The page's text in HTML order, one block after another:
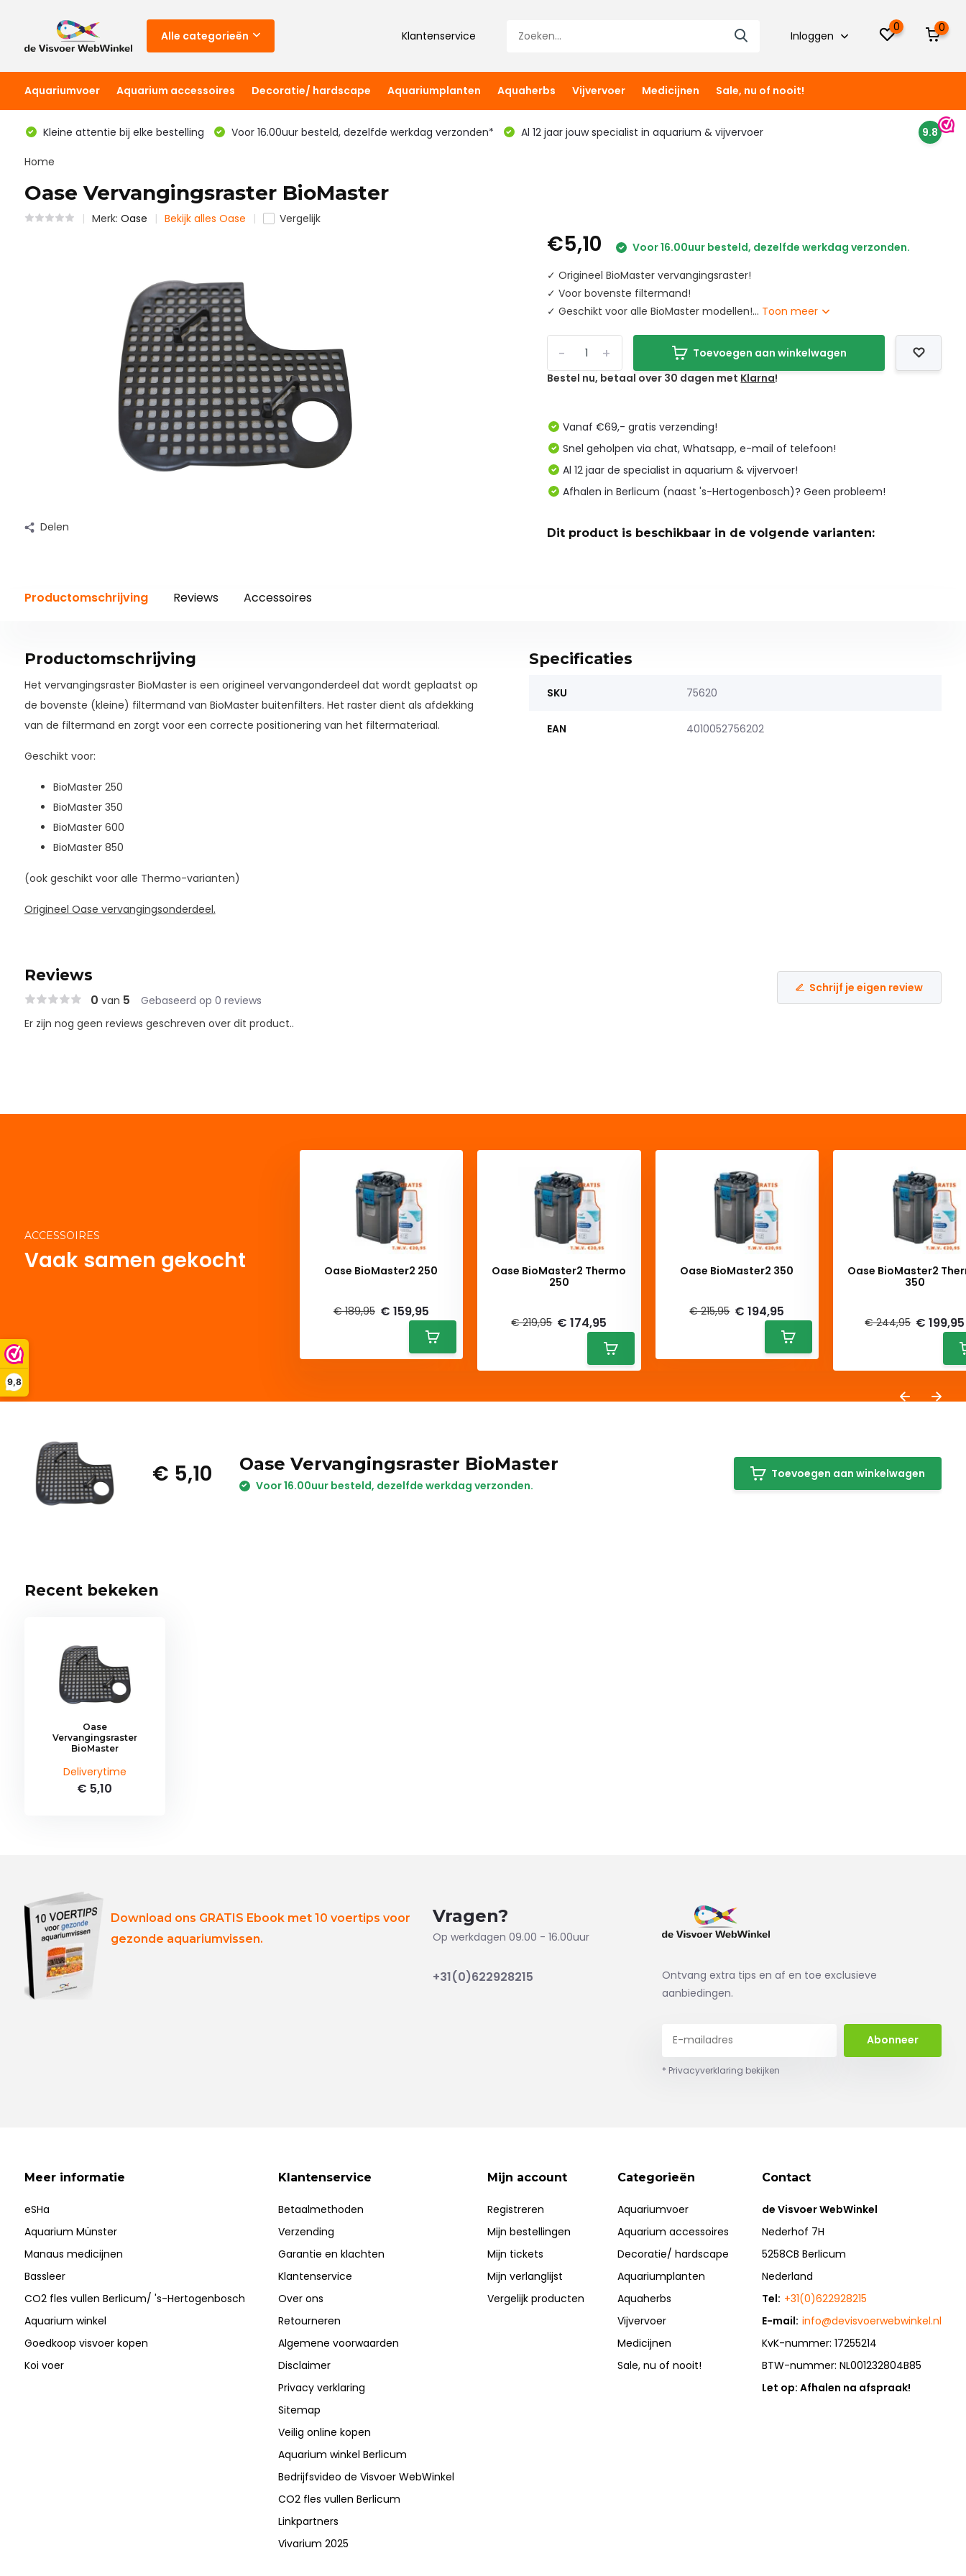
9,8
Alle categorieën Klantenservice Inloggen
0 0
Aquariumvoer Aquarium accessoires Decoratie/ hardscape Aquariumplanten Aquaherbs Vijvervoer Medicijnen Sale, nu of nooit!
Kleine attentie bij elke bestelling Voor 16.00uur besteld, dezelfde werkdag verzonden* Al 12 jaar jouw specialist in aquarium & vijvervoer 9.8
Home
Oase Vervangingsraster BioMaster
Merk: Oase Bekijk alles Oase Vergelijk
Delen
€5,10
Voor 16.00uur besteld, dezelfde werkdag verzonden.
✓ Origineel BioMaster vervangingsraster!
✓ Voor bovenste filtermand!
✓ Geschikt voor alle BioMaster modellen!... Toon meer
+
-
Toevoegen aan winkelwagen
Bestel nu, betaal over 30 dagen met Klarna!
Vanaf €69,- gratis verzending!
Snel geholpen via chat, Whatsapp, e-mail of telefoon!
Al 12 jaar de specialist in aquarium & vijvervoer!
Afhalen in Berlicum (naast 's-Hertogenbosch)? Geen probleem!
Dit product is beschikbaar in de volgende varianten:
Productomschrijving Reviews Accessoires
Productomschrijving
Het vervangingsraster BioMaster is een origineel vervangonderdeel dat wordt geplaatst op
de bovenste (kleine) filtermand van BioMaster buitenfilters. Het raster dient als afdekking
van de filtermand en zorgt voor een correcte positionering van het filtermateriaal.
Geschikt voor:
BioMaster 250
BioMaster 350
BioMaster 600
BioMaster 850
(ook geschikt voor alle Thermo-varianten)
Origineel Oase vervangingsonderdeel.
Specificaties
SKU 75620
EAN 4010052756202
Reviews
0 van 5 Gebaseerd op 0 reviews
Schrijf je eigen review
Er zijn nog geen reviews geschreven over dit product..
ACCESSOIRES
Vaak samen gekocht
Oase BioMaster2 250
€ 189,95 € 159,95
Oase BioMaster2 Thermo
250
€ 219,95 € 174,95
Oase BioMaster2 350
€ 215,95 € 194,95
Oase BioMaster2
350
€ 244,95 € 199,95
€ 5,10 Oase Vervangingsraster BioMaster
Voor 16.00uur besteld, dezelfde werkdag verzonden.
Toevoegen aan winkelwagen
Recent bekeken
Oase
Vervangingsraster
BioMaster
Deliverytime
€ 5,10
Download ons GRATIS Ebook met 10 voertips voor
gezonde aquariumvissen.
Vragen?
Op werkdagen 09.00 - 16.00uur
+31(0)622928215
Ontvang extra tips en af en toe exclusieve
aanbiedingen.
Abonneer
* Privacyverklaring bekijken
Meer informatie
eSHa
Aquarium Münster
Manaus medicijnen
Bassleer
CO2 fles vullen Berlicum/ 's-Hertogenbosch
Aquarium winkel
Goedkoop visvoer kopen
Koi voer
Klantenservice
Betaalmethoden
Verzending
Garantie en klachten
Klantenservice
Over ons
Retourneren
Algemene voorwaarden
Disclaimer
Privacy verklaring
Sitemap
Veilig online kopen
Aquarium winkel Berlicum
Bedrijfsvideo de Visvoer WebWinkel
CO2 fles vullen Berlicum
Linkpartners
Vivarium 2025
Mijn account
Registreren
Mijn bestellingen
Mijn tickets
Mijn verlanglijst
Vergelijk producten
Categorieën
Aquariumvoer
Aquarium accessoires
Decoratie/ hardscape
Aquariumplanten
Aquaherbs
Vijvervoer
Medicijnen
Sale, nu of nooit!
Contact
de Visvoer WebWinkel
Nederhof 7H
5258CB Berlicum
Nederland
Tel: +31(0)622928215
E-mail: info@devisvoerwebwinkel.nl
KvK-nummer: 17255214
BTW-nummer: NL001232804B85
Let op: Afhalen na afspraak!